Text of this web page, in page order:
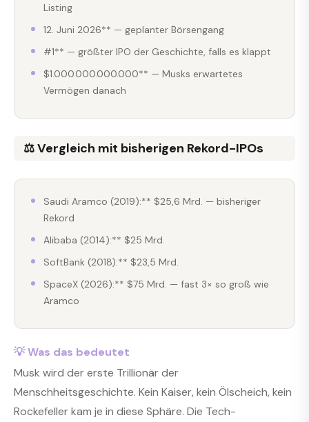
Listing
12. Juni 2026** — geplanter Börsengang
#1** — größter IPO der Geschichte, falls es klappt
$1.000.000.000.000** — Musks erwartetes
Vermögen danach
⚖️ Vergleich mit bisherigen Rekord-IPOs
Saudi Aramco (2019):** $25,6 Mrd. — bisheriger
Rekord
Alibaba (2014):** $25 Mrd.
SoftBank (2018):** $23,5 Mrd.
SpaceX (2026):** $75 Mrd. — fast 3× so groß wie
Aramco
💡 Was das bedeutet
Musk wird der erste Trillionär der
Menschheitsgeschichte. Kein Kaiser, kein Ölscheich, kein
Rockefeller kam je in diese Sphäre. Die Tech-